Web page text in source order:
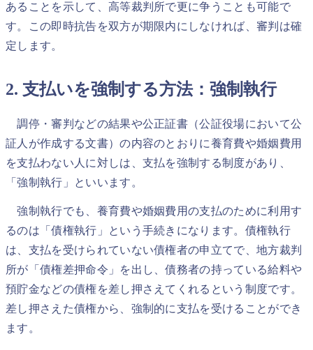
あることを示して、高等裁判所で更に争うことも可能で
す。この即時抗告を双方が期限内にしなければ、審判は確
定します。
2. 支払いを強制する方法：強制執行
調停・審判などの結果や公正証書（公証役場において公
証人が作成する文書）の内容のとおりに養育費や婚姻費用
を支払わない人に対しは、支払を強制する制度があり、
「強制執行」といいます。
強制執行でも、養育費や婚姻費用の支払のために利用す
るのは「債権執行」という手続きになります。債権執行
は、支払を受けられていない債権者の申立てで、地方裁判
所が「債権差押命令」を出し、債務者の持っている給料や
預貯金などの債権を差し押さえてくれるという制度です。
差し押さえた債権から、強制的に支払を受けることができ
ます。